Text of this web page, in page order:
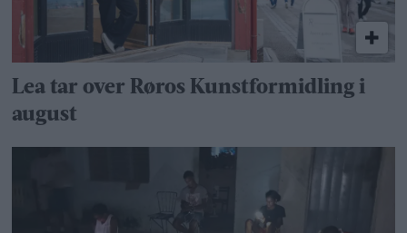
Lea tar over Røros Kunstformidling i
august